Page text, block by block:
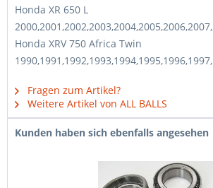
Honda XR 650 L
Honda XRV 750 Africa Twin
Fragen zum Artikel?
Weitere Artikel von ALL BALLS
Kunden haben sich ebenfalls angesehen